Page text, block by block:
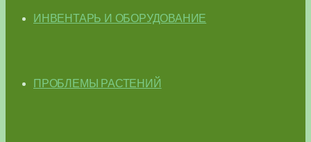
ИНВЕНТАРЬ И ОБОРУДОВАНИЕ
ПРОБЛЕМЫ РАСТЕНИЙ